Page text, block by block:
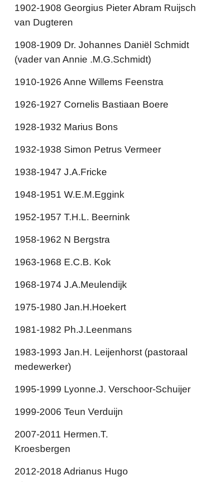
1902-1908 Georgius Pieter Abram Ruijsch
van Dugteren
1908-1909 Dr. Johannes Daniël Schmidt
(vader van Annie .M.G.Schmidt)
1910-1926 Anne Willems Feenstra
1926-1927 Cornelis Bastiaan Boere
1928-1932 Marius Bons
1932-1938 Simon Petrus Vermeer
1938-1947 J.A.Fricke
1948-1951 W.E.M.Eggink
1952-1957 T.H.L. Beernink
1958-1962 N Bergstra
1963-1968 E.C.B. Kok
1968-1974 J.A.Meulendijk
1975-1980 Jan.H.Hoekert
1981-1982 Ph.J.Leenmans
1983-1993 Jan.H. Leijenhorst (pastoraal
medewerker)
1995-1999 Lyonne.J. Verschoor-Schuijer
1999-2006 Teun Verduijn
2007-2011 Hermen.T.
Kroesbergen
2012-2018 Adrianus Hugo